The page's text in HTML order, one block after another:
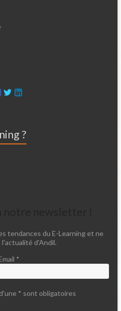
?
tendances du E-Learning et ne
l'actualité d'Andil.
*
* sont obligatoires